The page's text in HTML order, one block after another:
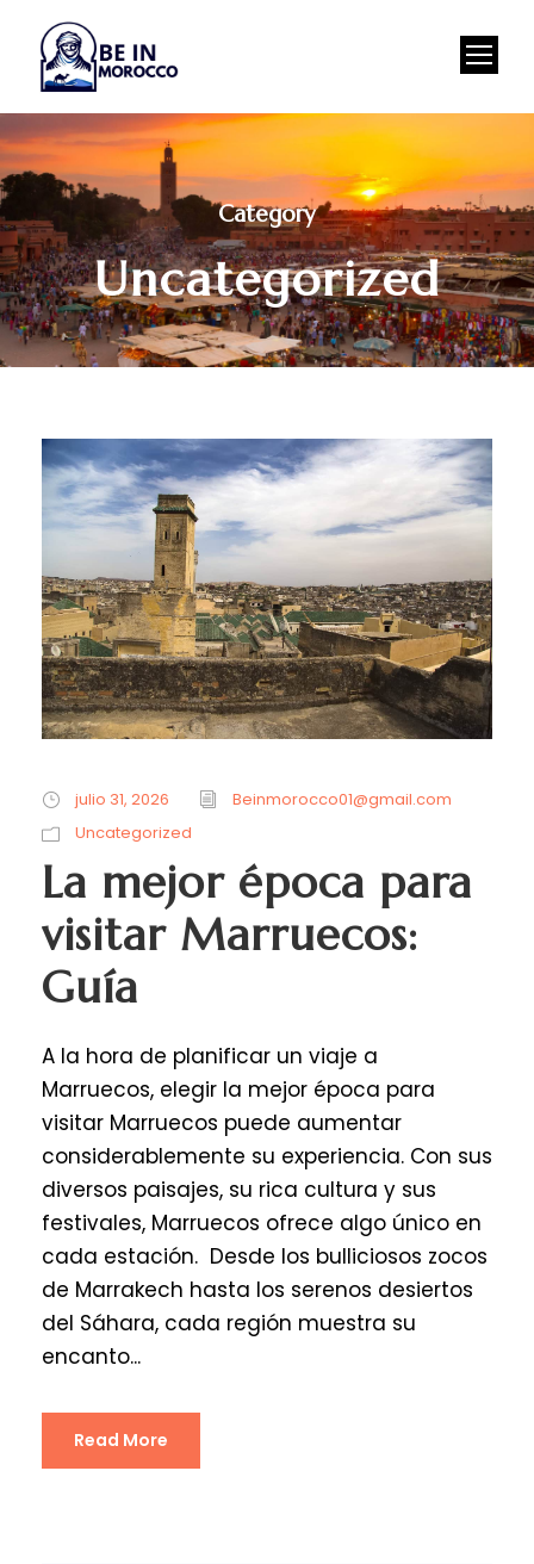
Category
Uncategorized
julio 31, 2026
Beinmorocco01@gmail.com
Uncategorized
La mejor época para
visitar Marruecos:
Guía
A la hora de planificar un viaje a
Marruecos, elegir la mejor época para
visitar Marruecos puede aumentar
considerablemente su experiencia. Con sus
diversos paisajes, su rica cultura y sus
festivales, Marruecos ofrece algo único en
cada estación. Desde los bulliciosos zocos
de Marrakech hasta los serenos desiertos
del Sáhara, cada región muestra su
encanto...
Read More